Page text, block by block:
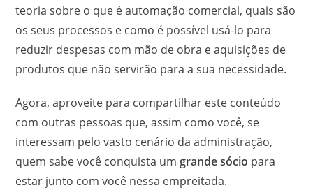
teoria sobre o que é automação comercial, quais são
os seus processos e como é possível usá-lo para
reduzir despesas com mão de obra e aquisições de
produtos que não servirão para a sua necessidade.
Agora, aproveite para compartilhar este conteúdo
com outras pessoas que, assim como você, se
interessam pelo vasto cenário da administração,
quem sabe você conquista um grande sócio para
estar junto com você nessa empreitada.